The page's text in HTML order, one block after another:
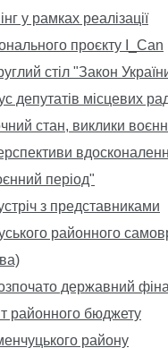
у рамках реалізації
проєкту I_Can
стіл "Закон
депутатів місцевих
стан, виклики
період"
з представниками
районного
державний
районного бюджету
району